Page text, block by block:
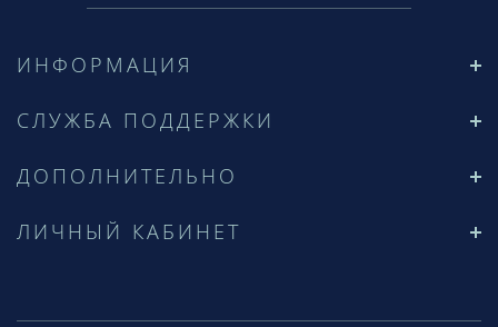
ИНФОРМАЦИЯ
СЛУЖБА ПОДДЕРЖКИ
ДОПОЛНИТЕЛЬНО
ЛИЧНЫЙ КАБИНЕТ